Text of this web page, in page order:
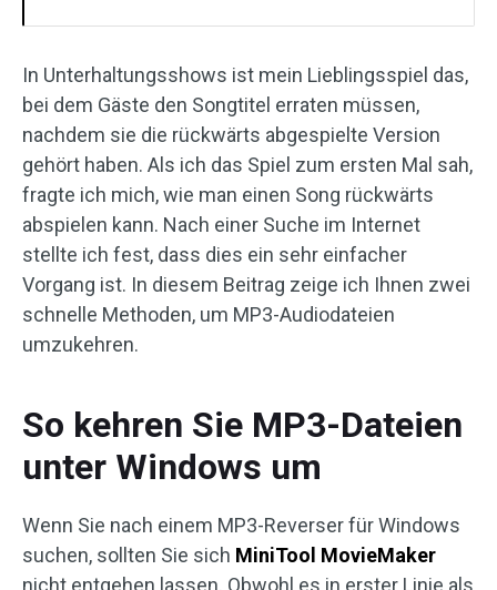
In Unterhaltungsshows ist mein Lieblingsspiel das,
bei dem Gäste den Songtitel erraten müssen,
nachdem sie die rückwärts abgespielte Version
gehört haben. Als ich das Spiel zum ersten Mal sah,
fragte ich mich, wie man einen Song rückwärts
abspielen kann. Nach einer Suche im Internet
stellte ich fest, dass dies ein sehr einfacher
Vorgang ist. In diesem Beitrag zeige ich Ihnen zwei
schnelle Methoden, um MP3-Audiodateien
umzukehren.
So kehren Sie MP3-Dateien
unter Windows um
Wenn Sie nach einem MP3-Reverser für Windows
suchen, sollten Sie sich MiniTool MovieMaker
nicht entgehen lassen. Obwohl es in erster Linie als